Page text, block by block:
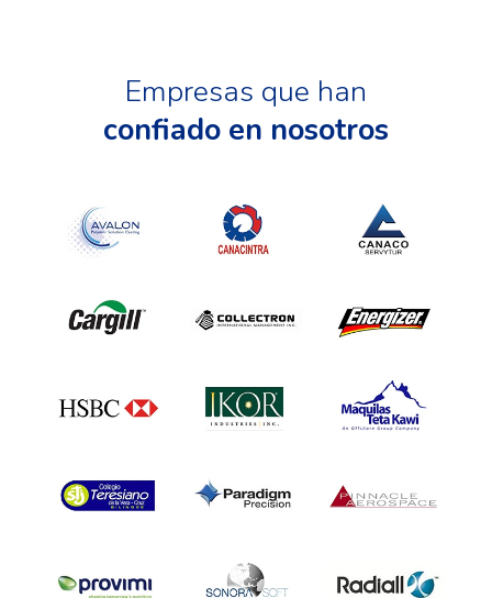
Empresas que han
confiado en nosotros